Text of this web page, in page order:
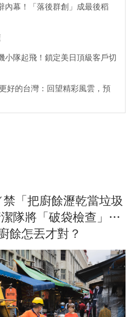
內幕！「落後群創」成最後稻
小隊起飛！鎖定美日頂級客戶切
好的台灣：回望精彩風雲，預
「把廚餘瀝乾當垃圾
隊將「破袋檢查」…
餘怎丟才對？